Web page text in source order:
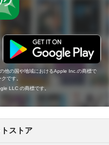
他の国や地域におけるApple Inc.の商標で
です。
LLC の商標です。
ストア